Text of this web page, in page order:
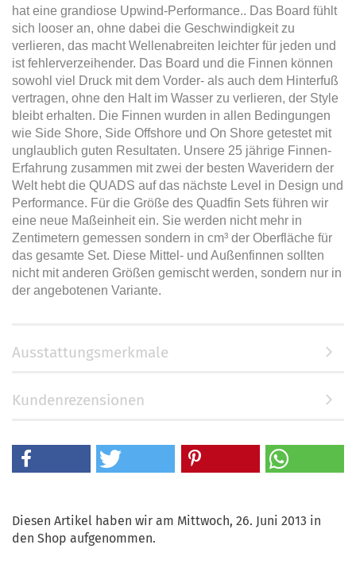
hat eine grandiose Upwind-Performance.. Das Board fühlt
sich looser an, ohne dabei die Geschwindigkeit zu
verlieren, das macht Wellenabreiten leichter für jeden und
ist fehlerverzeihender. Das Board und die Finnen können
sowohl viel Druck mit dem Vorder- als auch dem Hinterfuß
vertragen, ohne den Halt im Wasser zu verlieren, der Style
bleibt erhalten. Die Finnen wurden in allen Bedingungen
wie Side Shore, Side Offshore und On Shore getestet mit
unglaublich guten Resultaten. Unsere 25 jährige Finnen-
Erfahrung zusammen mit zwei der besten Waveridern der
Welt hebt die QUADS auf das nächste Level in Design und
Performance. Für die Größe des Quadfin Sets führen wir
eine neue Maßeinheit ein. Sie werden nicht mehr in
Zentimetern gemessen sondern in cm³ der Oberfläche für
das gesamte Set. Diese Mittel- und Außenfinnen sollten
nicht mit anderen Größen gemischt werden, sondern nur in
der angebotenen Variante.
Ausstattungsmerkmale
Kundenrezensionen
Diesen Artikel haben wir am Mittwoch, 26. Juni 2013 in
den Shop aufgenommen.